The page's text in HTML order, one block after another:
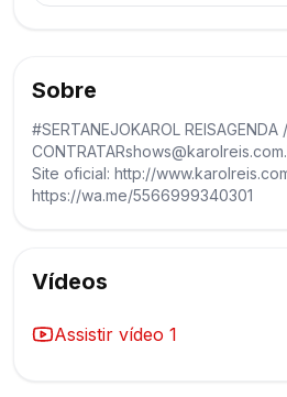
Sobre
#SERTANEJOKAROL REISAGENDA /
Site oficial: http://
https://wa.me/5566999340301
Vídeos
Assistir vídeo 1